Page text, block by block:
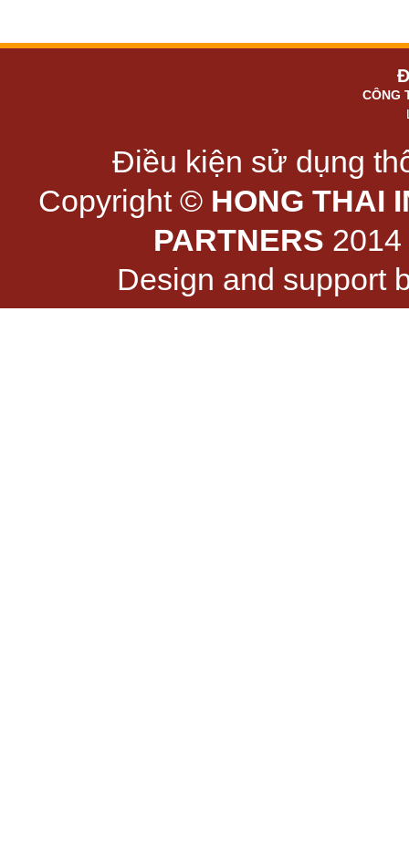
CÔNG
Điều kiện sử dụng
Copyright © HONG THAI
PARTNERS
Design and support